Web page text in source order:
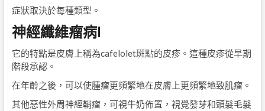
症狀取決於每種類型。
神經纖維瘤病I
它的特點是皮膚上稱為cafelolet斑點的皮疹。這種皮疹從早期
階段承認。
在年齡之後，可以使腫瘤更頻繁地在皮膚上更頻繁地致肌瘤。
其他惡性外周神經鞘瘤，可視牛奶佈置，視覺發芽和頭髮毛髮